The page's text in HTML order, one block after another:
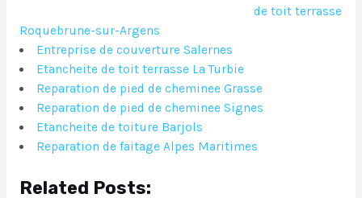
de toit terrasse
Roquebrune-sur-Argens
Entreprise de couverture Salernes
Etancheite de toit terrasse La Turbie
Reparation de pied de cheminee Grasse
Reparation de pied de cheminee Signes
Etancheite de toiture Barjols
Reparation de faitage Alpes Maritimes
Related Posts: